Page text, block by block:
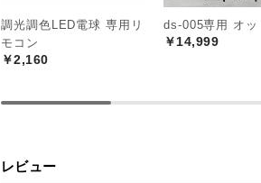
調光調色LED電球 専用リ
モコン
￥2,160
ds-005専用 オッ
￥14,999
レビュー